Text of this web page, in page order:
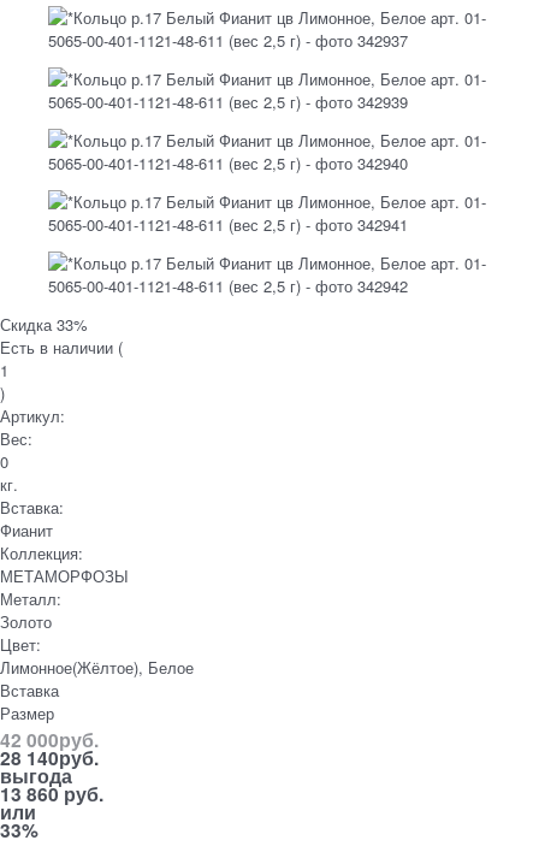
Скидка 33%
Есть в наличии (
1
)
Артикул:
Вес:
0
кг.
Вставка:
Фианит
Коллекция:
МЕТАМОРФОЗЫ
Металл:
Золото
Цвет:
Лимонное(Жёлтое), Белое
Вставка
Размер
42 000руб.
28 140руб.
выгода
13 860 руб.
или
33%